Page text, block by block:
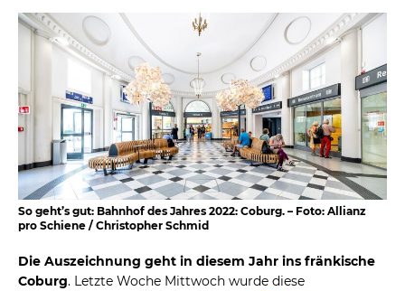
So geht’s gut: Bahnhof des Jahres 2022: Coburg. – Foto: Allianz
pro Schiene / Christopher Schmid
Die Auszeichnung geht in diesem Jahr ins fränkische
Coburg. Letzte Woche Mittwoch wurde diese